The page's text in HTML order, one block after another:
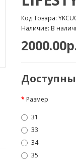
Код Товара:
Наличие: В
Размер
31
33
34
35